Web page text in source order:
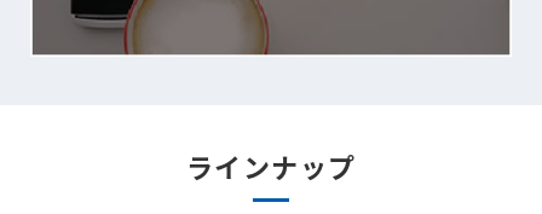
ラインナップ